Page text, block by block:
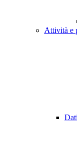
Attività e